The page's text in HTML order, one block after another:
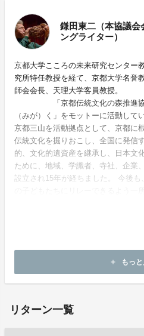
鎌田東二（本協議会
ングライター）
京都大学こころの未来研究センター
究所特任教授を経て、京都大学名誉
師会会長、天理
「京都伝統文化の森推進協議
（みが）く」をモットーに活動して
京都三山を活動拠点として、京都に
伝統文化を掘りおこし、全国に発信
的、文化的遺資産を継承し、日本文
ために、地域、学識者、寺社、企業
設立され15年が経ちました。 今後
add もっ
リターン一覧